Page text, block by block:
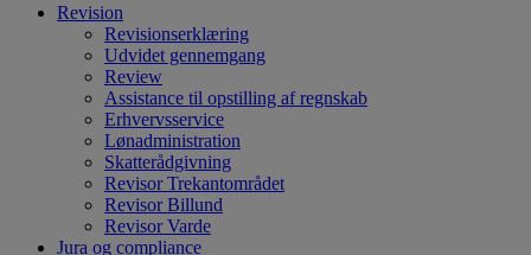
Revision
Revisionserklæring
Udvidet gennemgang
Review
Assistance til opstilling af regnskab
Erhvervsservice
Lønadministration
Skatterådgivning
Revisor Trekantområdet
Revisor Billund
Revisor Varde
Jura og compliance